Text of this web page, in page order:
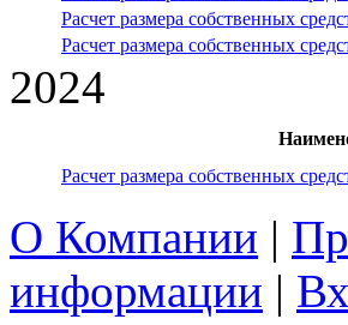
Расчет размера собственных
Расчет размера собственных
2024
Расчет размера собственных
О Компании |
информации |